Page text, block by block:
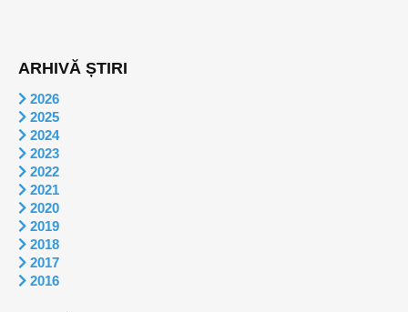
ARHIVĂ ȘTIRI
2026
2025
2024
2023
2022
2021
2020
2019
2018
2017
2016